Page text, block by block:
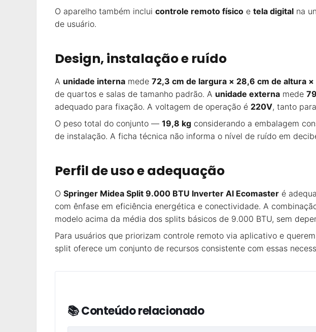
O aparelho também inclui controle remoto físico e tela digital na
de usuário.
Design, instalação e ruído
A unidade interna mede 72,3 cm de largura × 28,6 cm de altura
de quartos e salas de tamanho padrão. A unidade externa mede
adequado para fixação. A voltagem de operação é 220V, tanto
O peso total do conjunto — 19,8 kg considerando a embalagem
de instalação. A ficha técnica não informa o nível de ruído em
Perfil de uso e adequação
O Springer Midea Split 9.000 BTU Inverter AI Ecomaster é
com ênfase em eficiência energética e conectividade. A
modelo acima da média dos splits básicos de 9.000 BTU, sem
Para usuários que priorizam controle remoto via aplicativo e
split oferece um conjunto de recursos consistente com essas
📚 Conteúdo relacionado